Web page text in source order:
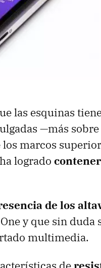
las esquinas
—más sobre
marcos
logrado
de los
y que sin duda
multimedia.